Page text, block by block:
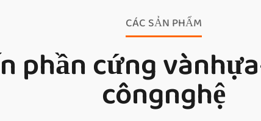
CÁC SẢN PHẨM
phần cứng
côngnghệ